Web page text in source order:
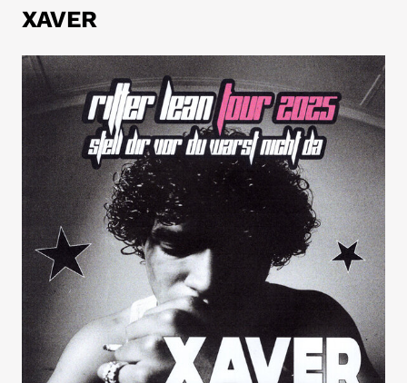
XAVER